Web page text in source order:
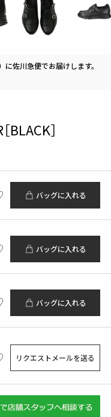
BLACK］
に佐川急便でお届けします。
バッグに入れる
バッグに入れる
バッグに入れる
リクエストメールを送る